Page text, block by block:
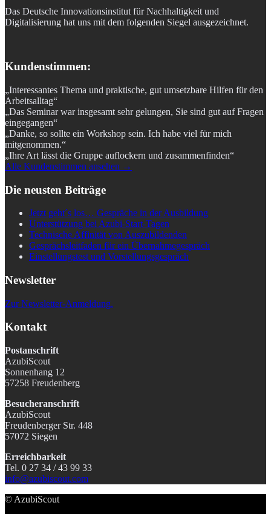
Das Deutsche Innovationsinstitut für Nachhaltigkeit und
Digitalisierung hat uns mit dem folgenden Siegel ausgezeichnet.
Kundenstimmen:
„Interessantes Thema und praktische, gut umsetzbare Hilfen für den
Arbeitsalltag“
„Das Seminar war insgesamt sehr gelungen, Sie sind gut auf Fragen
eingegangen“
„Danke, so sollte ein Workshop sein. Ich habe viel für mich
mitgenommen.“
„Ihre Art lässt die Gruppe auflockern und zusammenfinden“
Alle Kundenstimmen ansehen →
Die neusten Beiträge
Jetzt geht´s los… Gespräche in der Ausbildung
Unterstützung bei Azubi-Start-Tagen
Technische Affinität von Auszubildenden
Gesprächsleitfaden für ein Übernahmegespräch
Einstellungstest und Vorstellungsgespräch
Newsletter
Zur Newsletter-Anmeldung.
Kontakt
Postanschrift
AzubiScout
Sonnenhang 12
57258 Freudenberg
Besucheranschrift
AzubiScout
Freudenberger Str. 448
57072 Siegen
Erreichbarkeit
Tel. 0 27 34 / 43 99 33
info@azubiscout.com
© AzubiScout